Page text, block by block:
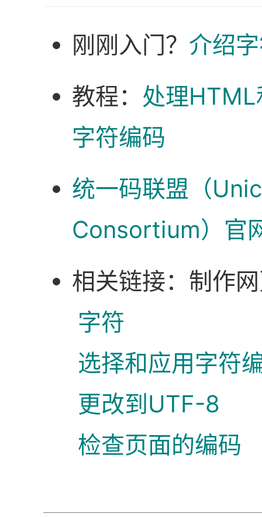
刚刚入门？ 介绍
教程： 处理
字符编码
统一码联盟（
Consortium）官
相关链接： 制作
字符
选择和应用字符
更改到UTF-8
检查页面的编码